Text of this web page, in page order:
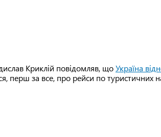
Криклій повідомляв, щоУкраїна
перш за все, про рейси по туристичних